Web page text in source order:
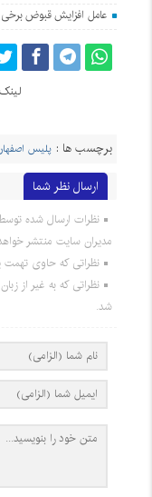
عامل افزایش قبوض برخی
برچسب ها : پلیس
ارسال نظر شما
نظرات ارسال شده
مدیران سایت منتشر
نظراتی که حاوی تهمت
نظراتی که به غیر از
شد.